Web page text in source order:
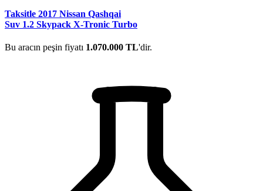
Taksitle 2017 Nissan Qashqai
Suv 1.2 Skypack X-Tronic Turbo
Bu aracın peşin fiyatı 1.070.000 TL'dir.